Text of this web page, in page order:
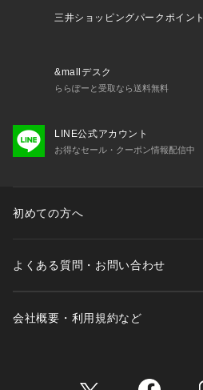
三井ショッピングパークポイント
&mallデスク
ららぽーと受取なら送料無料
LINE公式アカウント
お得なセール・クーポン情報配信中
初めての方へ
よくある質問・お問い合わせ
会社概要・利用規約など